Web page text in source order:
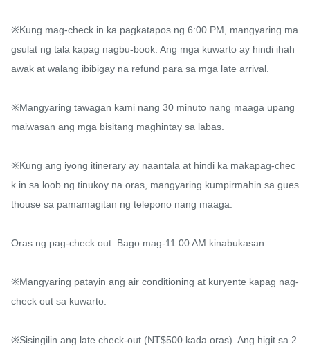
※Kung mag-check in ka pagkatapos ng 6:00 PM, mangyaring ma
gsulat ng tala kapag nagbu-book. Ang mga kuwarto ay hindi ihah
awak at walang ibibigay na refund para sa mga late arrival.
※Mangyaring tawagan kami nang 30 minuto nang maaga upang
maiwasan ang mga bisitang maghintay sa labas.
※Kung ang iyong itinerary ay naantala at hindi ka makapag-chec
k in sa loob ng tinukoy na oras, mangyaring kumpirmahin sa gues
thouse sa pamamagitan ng telepono nang maaga.
Oras ng pag-check out: Bago mag-11:00 AM kinabukasan
※Mangyaring patayin ang air conditioning at kuryente kapag nag-
check out sa kuwarto.
※Sisingilin ang late check-out (NT$500 kada oras). Ang higit sa 2